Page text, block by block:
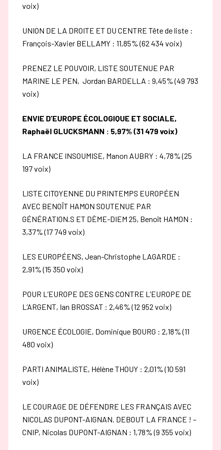
voix)
UNION DE LA DROITE ET DU CENTRE Tête de liste :
François-Xavier BELLAMY : 11,85% (62 434 voix)
PRENEZ LE POUVOIR, LISTE SOUTENUE PAR
MARINE LE PEN, Jordan BARDELLA : 9,45% (49 793
voix)
ENVIE D’EUROPE ÉCOLOGIQUE ET SOCIALE,
Raphaël GLUCKSMANN : 5,97% (31 479 voix)
LA FRANCE INSOUMISE, Manon AUBRY : 4,78% (25
197 voix)
LISTE CITOYENNE DU PRINTEMPS EUROPÉEN
AVEC BENOÎT HAMON SOUTENUE PAR
GÉNÉRATION.S ET DÈME-DIEM 25, Benoît HAMON :
3,37% (17 749 voix)
LES EUROPÉENS, Jean-Christophe LAGARDE :
2,91% (15 350 voix)
POUR L’EUROPE DES GENS CONTRE L’EUROPE DE
L’ARGENT, Ian BROSSAT : 2,46% (12 952 voix)
URGENCE ÉCOLOGIE, Dominique BOURG : 2,18% (11
480 voix)
PARTI ANIMALISTE, Hélène THOUY : 2,01% (10 591
voix)
LE COURAGE DE DÉFENDRE LES FRANÇAIS AVEC
NICOLAS DUPONT-AIGNAN. DEBOUT LA FRANCE ! –
CNIP, Nicolas DUPONT-AIGNAN : 1,78% (9 355 voix)